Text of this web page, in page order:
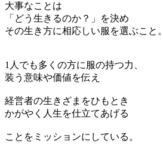
大事なことは
「どう生きるのか？」を決め
その生き方に相応しい服を選ぶこと。
1人でも多くの方に服の持つ力、
装う意味や価値を伝え
経営者の生きざまをひもとき
かがやく人生を仕立てあげる
ことをミッションにしている。